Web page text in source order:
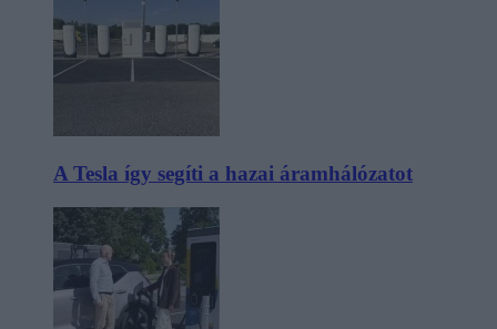
A Tesla így segíti a hazai áramhálózatot